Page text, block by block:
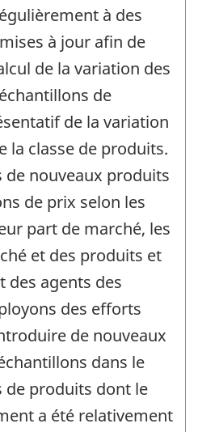
à des
à jour afin de
de la variation des
de
de la variation
la classe de produits.
nouveaux produits
de prix selon les
part de marché, les
et des produits et
des agents des
des efforts
de nouveaux
dans le
de produits dont le
a été relativement